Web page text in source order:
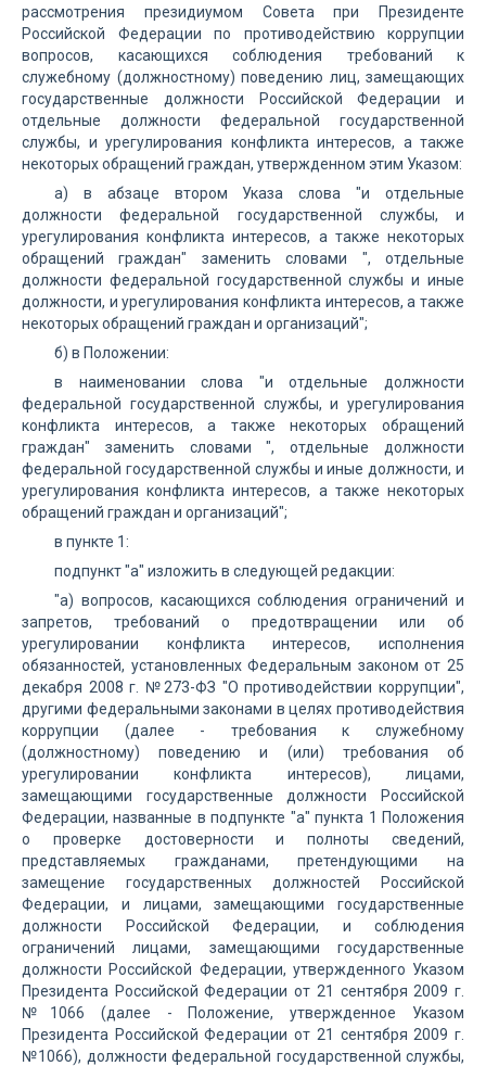
рассмотрения президиумом Совета при Президенте
Российской Федерации по противодействию коррупции
вопросов, касающихся соблюдения требований к
служебному (должностному) поведению лиц, замещающих
государственные должности Российской Федерации и
отдельные должности федеральной государственной
службы, и урегулирования конфликта интересов, а также
некоторых обращений граждан, утвержденном этим Указом:
а) в абзаце втором Указа слова "и отдельные
должности федеральной государственной службы, и
урегулирования конфликта интересов, а также некоторых
обращений граждан" заменить словами ", отдельные
должности федеральной государственной службы и иные
должности, и урегулирования конфликта интересов, а также
некоторых обращений граждан и организаций";
б) в Положении:
в наименовании слова "и отдельные должности
федеральной государственной службы, и урегулирования
конфликта интересов, а также некоторых обращений
граждан" заменить словами ", отдельные должности
федеральной государственной службы и иные должности, и
урегулирования конфликта интересов, а также некоторых
обращений граждан и организаций";
в пункте 1:
подпункт "а" изложить в следующей редакции:
"а) вопросов, касающихся соблюдения ограничений и
запретов, требований о предотвращении или об
урегулировании конфликта интересов, исполнения
обязанностей, установленных Федеральным законом от 25
декабря 2008 г. №273-ФЗ "О противодействии коррупции",
другими федеральными законами в целях противодействия
коррупции (далее - требования к служебному
(должностному) поведению и (или) требования об
урегулировании конфликта интересов), лицами,
замещающими государственные должности Российской
Федерации, названные в подпункте "а" пункта 1 Положения
о проверке достоверности и полноты сведений,
представляемых гражданами, претендующими на
замещение государственных должностей Российской
Федерации, и лицами, замещающими государственные
должности Российской Федерации, и соблюдения
ограничений лицами, замещающими государственные
должности Российской Федерации, утвержденного Указом
Президента Российской Федерации от 21 сентября 2009 г.
№1066 (далее - Положение, утвержденное Указом
Президента Российской Федерации от 21 сентября 2009 г.
№1066), должности федеральной государственной службы,